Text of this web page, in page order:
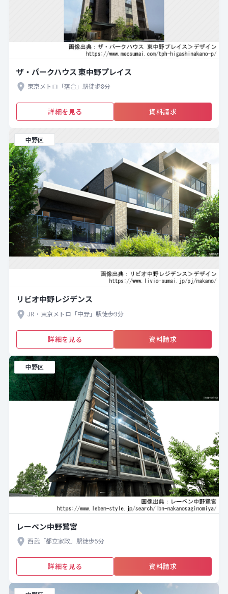
ザ・パークハウス 東中野プレイス
東京メトロ「落合」駅徒歩8分
詳細を見る 資料請求
中野区
リビオ中野レジデンス
JR・東京メトロ「中野」駅徒歩9分
詳細を見る 資料請求
中野区
レーベン中野鷺宮
西武「都立家政」駅徒歩5分
詳細を見る 資料請求